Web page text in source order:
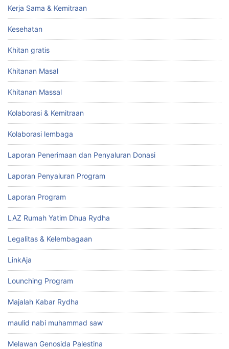
Kerja Sama & Kemitraan
Kesehatan
Khitan gratis
Khitanan Masal
Khitanan Massal
Kolaborasi & Kemitraan
Kolaborasi lembaga
Laporan Penerimaan dan Penyaluran Donasi
Laporan Penyaluran Program
Laporan Program
LAZ Rumah Yatim Dhua Rydha
Legalitas & Kelembagaan
LinkAja
Lounching Program
Majalah Kabar Rydha
maulid nabi muhammad saw
Melawan Genosida Palestina